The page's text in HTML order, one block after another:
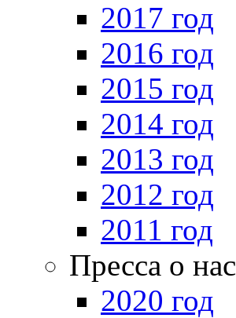
2017 год
2016 год
2015 год
2014 год
2013 год
2012 год
2011 год
Пресса о нас
2020 год